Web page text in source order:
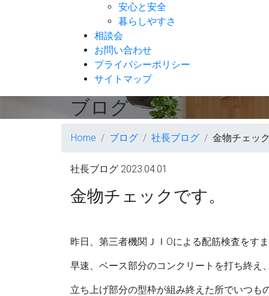
安心と安全
暮らしやすさ
相談会
お問い合わせ
プライバシーポリシー
サイトマップ
ブログ
Home ブログ 社長ブログ 金物チェッ
社長ブログ 2023.04.01
金物チェックです。
昨日、第三者機関ＪＩOによる配筋検査をす
早速、ベース部分のコンクリートを打ち終え
立ち上げ部分の型枠が組み終えた所でいつも